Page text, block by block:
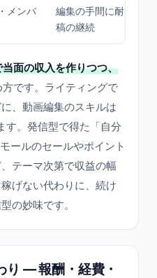
メンバ
編集の手間に耐える体
稿の継続
面の収入を作りつつ、
方です。ライティングで
、動画編集のスキルは
す。発信型で得た「自分
ールのセールやポイント
テーマ次第で収益の幅
げない代わりに、続け
の妙味です。
り — 報酬・経費・